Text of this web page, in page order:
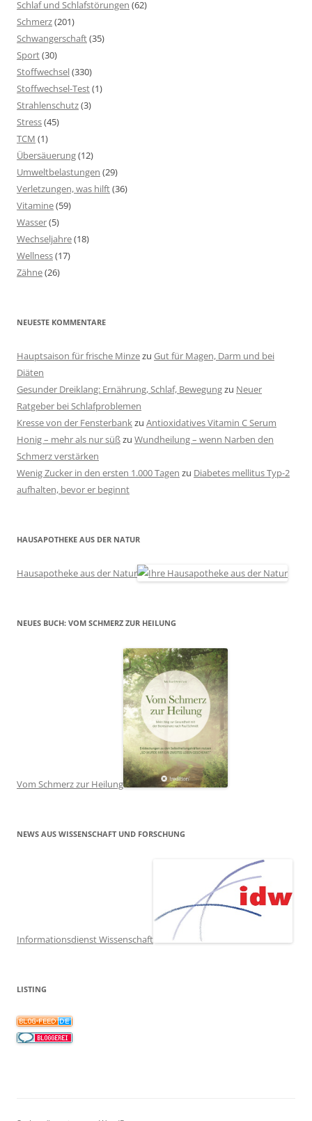
Schlaf und Schlafstörungen (62)
Schmerz(201)
Schwangerschaft(35)
Sport(30)
Stoffwechsel(330)
Stoffwechsel-Test(1)
Strahlenschutz(3)
Stress(45)
TCM (1)
Übersäuerung(12)
Umweltbelastungen (29)
Verletzungen, was hilft(36)
Vitamine(59)
Wasser(5)
Wechseljahre(18)
Wellness(17)
Zähne(26)
NEUESTE KOMMENTARE
Hauptsaison für frische Minzezu Gut für Magen, Darm und bei
Diäten
Gesunder Dreiklang: Ernährung, Schlaf, Bewegungzu Neuer
Ratgeber bei Schlafproblemen
Kresse von der Fensterbankzu Antioxidatives Vitamin C Serum
Honig – mehr als nur süßzu Wundheilung – wenn Narben den
Schmerz verstärken
Wenig Zucker in den ersten 1.000 Tagen zu Diabetes mellitus Typ-2
aufhalten, bevor er beginnt
HAUSAPOTHEKE AUS DER NATUR
Hausapotheke aus der Natur
NEUES BUCH: VOM SCHMERZ ZUR HEILUNG
Vom Schmerz zur Heilung
NEWS AUS WISSENSCHAFT UND FORSCHUNG
Informationsdienst Wissenschaft
LISTING